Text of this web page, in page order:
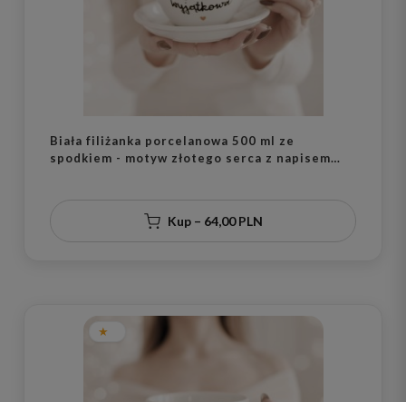
Biała filiżanka porcelanowa 500 ml ze
spodkiem - motyw złotego serca z napisem
Kup – 64,00 PLN